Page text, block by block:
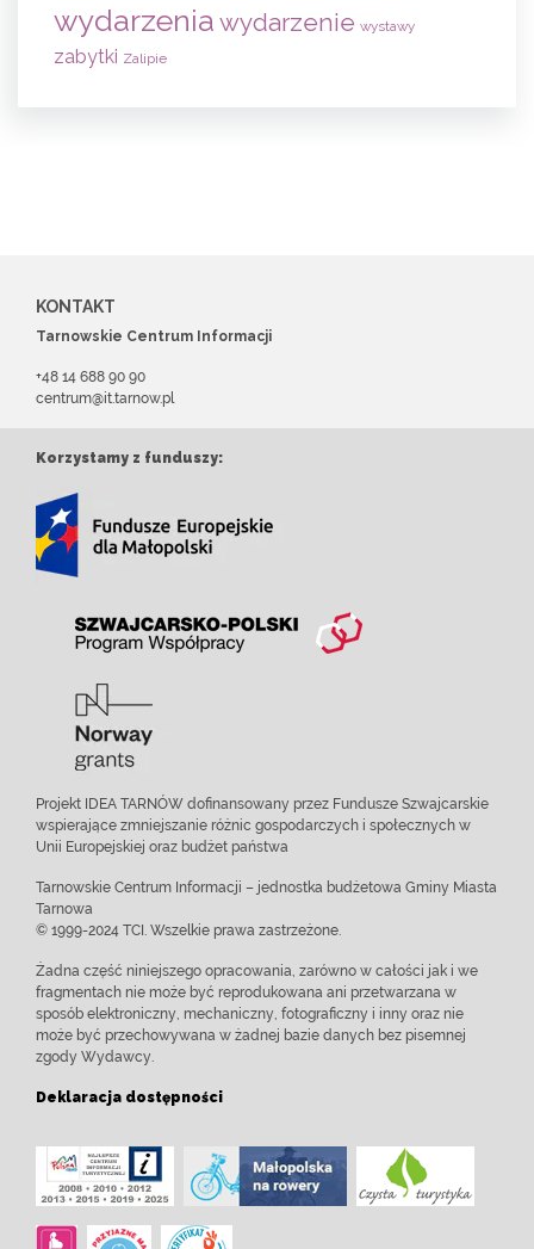
wydarzenia wydarzenie wystawy
zabytki Zalipie
KONTAKT
Tarnowskie Centrum Informacji
+48 14 688 90 90
centrum@it.tarnow.pl
Korzystamy z funduszy:
Projekt IDEA TARNÓW dofinansowany przez Fundusze Szwajcarskie
wspierające zmniejszanie różnic gospodarczych i społecznych w
Unii Europejskiej oraz budżet państwa
Tarnowskie Centrum Informacji – jednostka budżetowa Gminy Miasta
Tarnowa
© 1999-2024 TCI. Wszelkie prawa zastrzeżone.
Żadna część niniejszego opracowania, zarówno w całości jak i we
fragmentach nie może być reprodukowana ani przetwarzana w
sposób elektroniczny, mechaniczny, fotograficzny i inny oraz nie
może być przechowywana w żadnej bazie danych bez pisemnej
zgody Wydawcy.
Deklaracja dostępności